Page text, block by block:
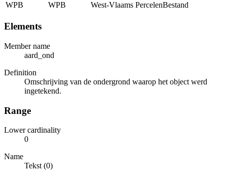
WPB
WPB West-Vlaams PercelenBestand
Elements
Member name
aard_ond
Definition
Omschrijving van de ondergrond waarop het object werd
ingetekend.
Range
Lower cardinality
0
Name
Tekst (0)